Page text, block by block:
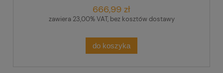
666,99 zł
zawiera 23,00% VAT, bez kosztów dostawy
do koszyka